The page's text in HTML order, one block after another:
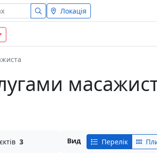
Локація
3 Вид Перелік